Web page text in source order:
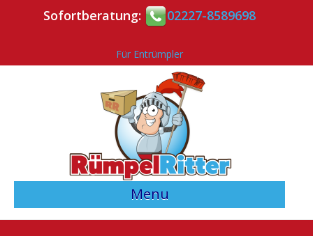
Sofortberatung: 02227-8589698
Für Entrümpler
Menu
> Angebotsvergleich starten <